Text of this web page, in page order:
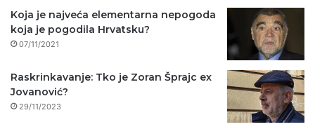
Koja je najveća elementarna nepogoda
koja je pogodila Hrvatsku?
07/11/2021
Raskrinkavanje: Tko je Zoran Šprajc ex
Jovanović?
29/11/2023